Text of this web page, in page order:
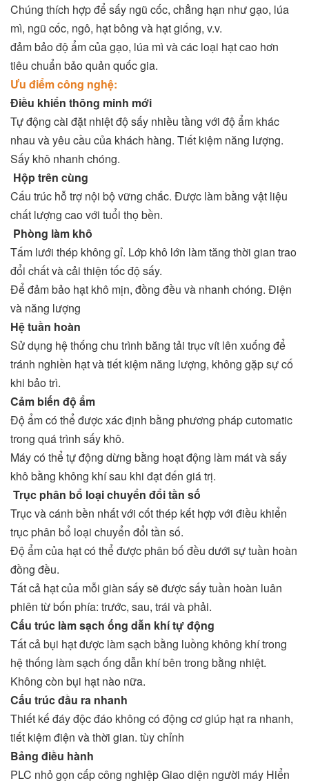
Chúng thích hợp để sấy ngũ cốc, chẳng hạn như gạo, lúa
mì, ngũ cốc, ngô, hạt bông và hạt giống, v.v.
đảm bảo độ ẩm của gạo, lúa mì và các loại hạt cao hơn
tiêu chuẩn bảo quản quốc gia.
Ưu điểm công nghệ:
Điều khiển thông minh mới
Tự động cài đặt nhiệt độ sấy nhiều tầng với độ ẩm khác
nhau và yêu cầu của khách hàng. Tiết kiệm năng lượng.
Sấy khô nhanh chóng.
Hộp trên cùng
Cấu trúc hỗ trợ nội bộ vững chắc. Được làm bằng vật liệu
chất lượng cao với tuổi thọ bền.
Phòng làm khô
Tấm lưới thép không gỉ. Lớp khô lớn làm tăng thời gian trao
đổi chất và cải thiện tốc độ sấy.
Để đảm bảo hạt khô mịn, đồng đều và nhanh chóng. Điện
và năng lượng
Hệ tuần hoàn
Sử dụng hệ thống chu trình băng tải trục vít lên xuống để
tránh nghiền hạt và tiết kiệm năng lượng, không gặp sự cố
khi bảo trì.
Cảm biến độ ẩm
Độ ẩm có thể được xác định bằng phương pháp cutomatic
trong quá trình sấy khô.
Máy có thể tự động dừng bằng hoạt động làm mát và sấy
khô bằng không khí sau khi đạt đến giá trị.
Trục phân bổ loại chuyển đổi tần số
Trục và cánh bền nhất với cốt thép kết hợp với điều khiển
trục phân bổ loại chuyển đổi tần số.
Độ ẩm của hạt có thể được phân bố đều dưới sự tuần hoàn
đồng đều.
Tất cả hạt của mỗi giàn sấy sẽ được sấy tuần hoàn luân
phiên từ bốn phía: trước, sau, trái và phải.
Cấu trúc làm sạch ống dẫn khí tự động
Tất cả bụi hạt được làm sạch bằng luồng không khí trong
hệ thống làm sạch ống dẫn khí bên trong bằng nhiệt.
Không còn bụi hạt nào nữa.
Cấu trúc đầu ra nhanh
Thiết kế đáy độc đáo không có động cơ giúp hạt ra nhanh,
tiết kiệm điện và thời gian. tùy chỉnh
Bảng điều hành
PLC nhỏ gọn cấp công nghiệp Giao diện người máy Hiển